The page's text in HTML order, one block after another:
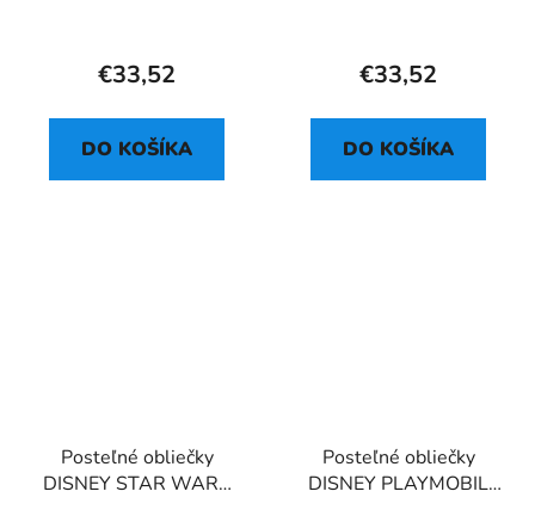
€33,52
DO KOŠÍKA
€33,52
DO KOŠÍKA
Posteľné obliečky
DISNEY STAR WARS
Posteľné obliečky
DISNEY PLAYMOBIL